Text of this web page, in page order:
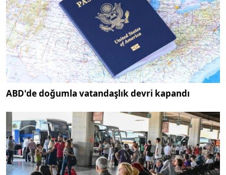
ABD'de doğumla vatandaşlık devri kapandı